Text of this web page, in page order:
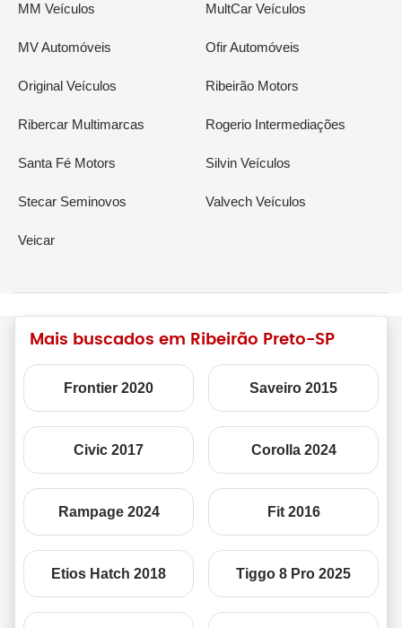
MM Veículos MultCar Veículos
MV Automóveis Ofir Automóveis
Original Veículos Ribeirão Motors
Ribercar Multimarcas Rogerio Intermediações
Santa Fé Motors Silvin Veículos
Stecar Seminovos Valvech Veículos
Veicar
Mais buscados em Ribeirão Preto-SP
Frontier 2020 Saveiro 2015
Civic 2017 Corolla 2024
Rampage 2024 Fit 2016
Etios Hatch 2018 Tiggo 8 Pro 2025